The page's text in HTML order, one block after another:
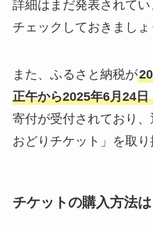
詳細はまだ発表されて
チェックしておきましょ
また、ふるさと納税が
正午から2025年6月24
寄付が受付されており
おどりチケット」を取り
チケットの購入方法は